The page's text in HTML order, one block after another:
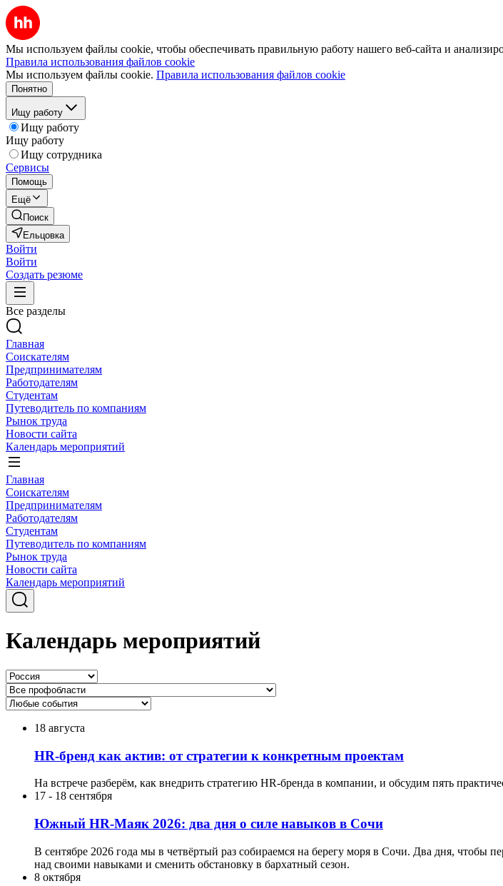
Мы используем файлы cookie, чтобы обеспечивать правильную работу нашего веб-сайта и
Правила использования файлов cookie
Мы используем файлы cookie. Правила использования файлов cookie
Понятно
Ищу работу
Ищу работу
Ищу работу
Ищу сотрудника
Сервисы
Помощь
Ещё
Поиск
Ельцовка
Войти
Войти
Создать резюме
Все разделы
Главная
Соискателям
Предпринимателям
Работодателям
Студентам
Путеводитель по компаниям
Рынок труда
Новости сайта
Календарь мероприятий
Главная
Соискателям
Предпринимателям
Работодателям
Студентам
Путеводитель по компаниям
Рынок труда
Новости сайта
Календарь мероприятий
Календарь мероприятий
18 августа
HR-бренд как актив: от стратегии к конкретным проектам
На встрече разберём, как внедрить стратегию HR-бренда в компании, и обсудим пять
17 - 18 сентября
Южный HR-Маяк 2026: два дня о силе навыков в Сочи
В сентябре 2026 года мы в четвёртый раз собираемся на берегу моря в Сочи. Два дня, чтобы
над своими навыками и сменить обстановку в бархатный сезон.
8 октября